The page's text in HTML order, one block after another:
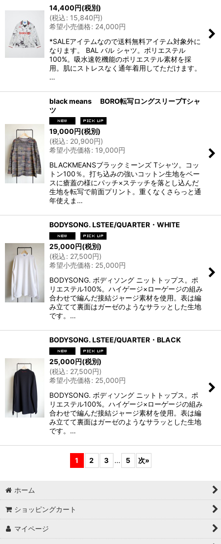
14,400円(税別)
(税込: 15,840円)
希望小売価格: 24,000円
*SALEアイテムなので送料無料アイテム対象外に
なります。 BAL バル シャツ。ポリエステル
100%。吸水速乾機能のポリエステル素材を採
用。肌にストレスなく通年着用してただけます。
…
black means BORO転写ロングスリーブTシャ
ツ
19,000円(税別)
(税込: 20,900円)
希望小売価格: 19,000円
BLACKMEANSブラックミーンズ Tシャツ。コッ
トン100％。打ち込みの強いコットン生地をベー
スに瘡蓋の様にパッチ×ステッチを落とし込んだ
生地を転写で前面プリント。重くなくさらっと通
年使えま…
BODYSONG. LSTEE/QUARTER・WHITE
25,000円(税別)
(税込: 27,500円)
希望小売価格: 25,000円
BODYSONG. ボディソング ニットトップス。ポ
リエステル100%。ハイゲージ×ローゲージの組み
合わせで編んだ接結ジャージ素材を使用。表は編
み立てて裏面はガーゼのようなサラッとした生地
です。…
BODYSONG. LSTEE/QUARTER・BLACK
25,000円(税別)
(税込: 27,500円)
希望小売価格: 25,000円
BODYSONG. ボディソング ニットトップス。ポ
リエステル100%。ハイゲージ×ローゲージの組み
合わせで編んだ接結ジャージ素材を使用。表は編
み立てて裏面はガーゼのようなサラッとした生地
です。…
1 2 3 ... 5 次»
ホーム
ショッピングカート
マイページ